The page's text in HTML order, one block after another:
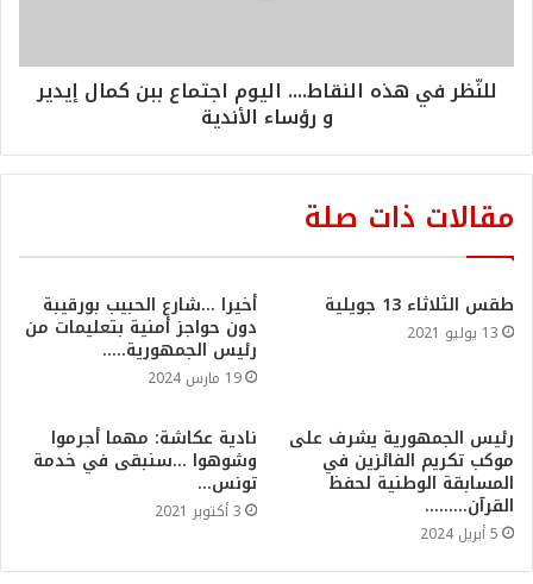
للنّظر في هذه النقاط.... اليوم اجتماع ببن كمال إيدير
و رؤساء الأندية
مقالات ذات صلة
طقس الثلاثاء 13 جويلية
13 يوليو 2021
أخيرا …شارع الحبيب بورقيبة
دون حواجز أمنية بتعليمات من
رئيس الجمهورية…..
19 مارس 2024
رئيس الجمهورية يشرف على
موكب تكريم الفائزين في
المسابقة الوطنية لحفظ
القرآن………
5 أبريل 2024
نادية عكاشة: مهما أجرموا
وشوهوا …سنبقى في خدمة
تونس…
3 أكتوبر 2021